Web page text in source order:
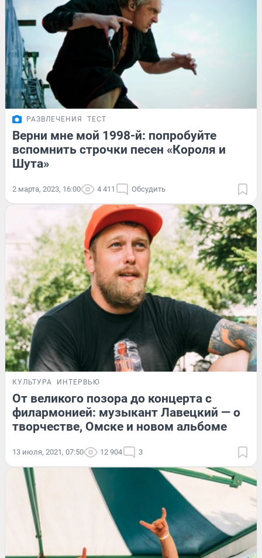
РАЗВЛЕЧЕНИЯ ТЕСТ
Верни мне мой 1998-й: попробуйте
вспомнить строчки песен «Короля и
Шута»
2 марта, 2023, 16:00 4 411 Обсудить
КУЛЬТУРА ИНТЕРВЬЮ
От великого позора до концерта с
филармонией: музыкант Лавецкий — о
творчестве, Омске и новом альбоме
13 июля, 2021, 07:50 12 904 3